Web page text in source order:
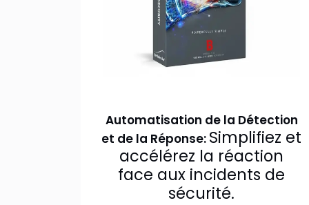
Automatisation de la Détection
et de la Réponse: Simplifiez et
accélérez la réaction
face aux incidents de
sécurité.